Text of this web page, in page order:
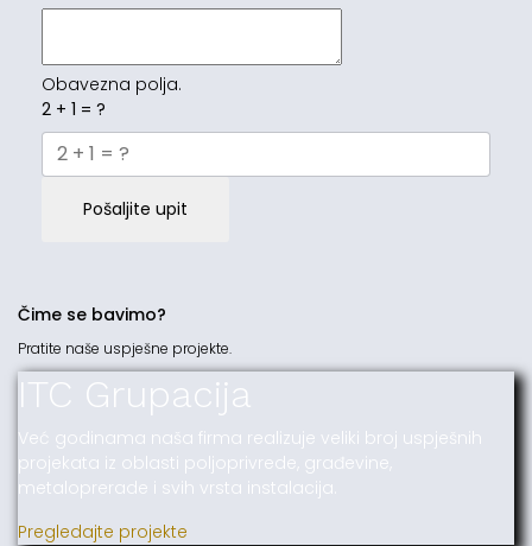
Obavezna polja.
2 + 1 = ?
Pošaljite upit
Čime se bavimo?
Pratite naše uspješne projekte.
ITC Grupacija
Već godinama naša firma realizuje veliki broj uspješnih
projekata iz oblasti poljoprivrede, građevine,
metaloprerade i svih vrsta instalacija.
Pregledajte projekte